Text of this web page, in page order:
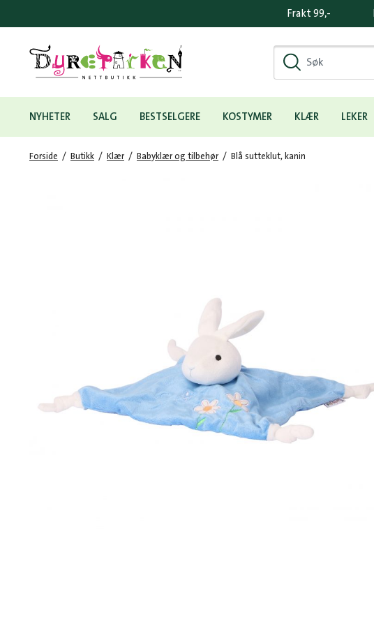
Frakt 99,-
Hovedmeny
NYHETER SALG BESTSELGERE KOSTYMER KLÆR LEKER
Forside / Butikk / Klær / Babyklær og tilbehør / Blå sutteklut, kanin